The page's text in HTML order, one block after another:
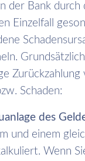
der Bank
Einzelfall
Zurückzahlung
Schaden:
des
und einem
Wenn